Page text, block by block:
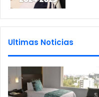
Ultimas Noticias